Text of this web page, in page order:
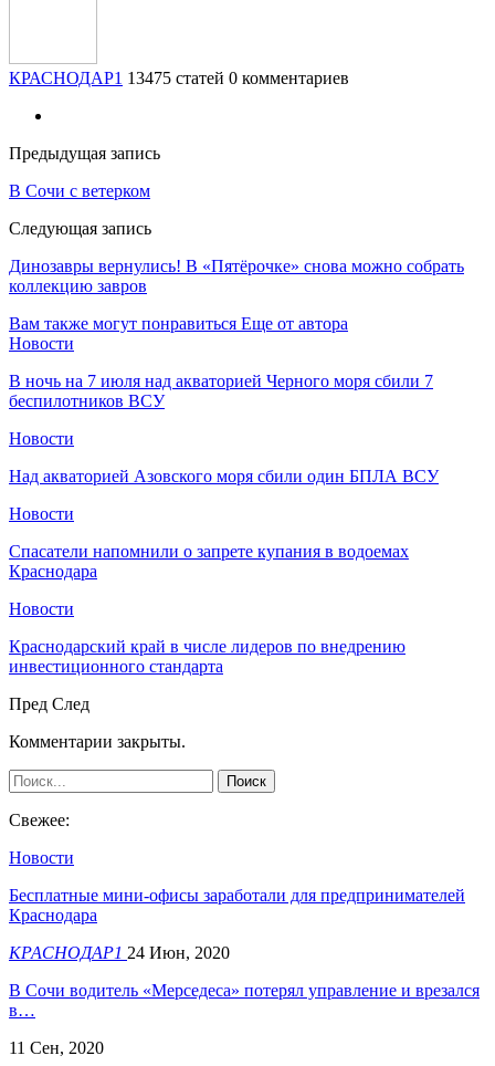
КРАСНОДАР1 13475 статей 0 комментариев
Предыдущая запись
В Сочи с ветерком
Следующая запись
Динозавры вернулись! В «Пятёрочке» снова можно собрать
коллекцию завров
Вам также могут понравиться Еще от автора
Новости
В ночь на 7 июля над акваторией Черного моря сбили 7
беспилотников ВСУ
Новости
Над акваторией Азовского моря сбили один БПЛА ВСУ
Новости
Спасатели напомнили о запрете купания в водоемах
Краснодара
Новости
Краснодарский край в числе лидеров по внедрению
инвестиционного стандарта
Пред След
Комментарии закрыты.
Свежее:
Новости
Бесплатные мини-офисы заработали для предпринимателей
Краснодара
КРАСНОДАР1 24 Июн, 2020
В Сочи водитель «Мерседеса» потерял управление и врезался
в…
11 Сен, 2020